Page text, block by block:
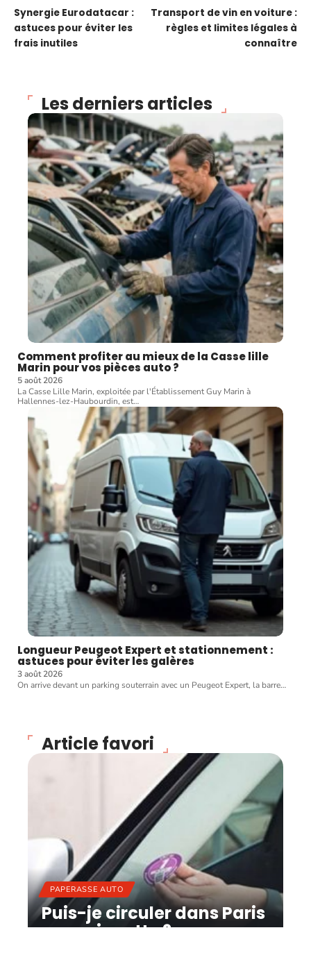
Synergie Eurodatacar :
astuces pour éviter les
frais inutiles
Transport de vin en voiture :
règles et limites légales à
connaître
Les derniers articles
Comment profiter au mieux de la Casse lille
Marin pour vos pièces auto ?
5 août 2026
La Casse Lille Marin, exploitée par l'Établissement Guy Marin à
Hallennes-lez-Haubourdin, est…
Longueur Peugeot Expert et stationnement :
astuces pour éviter les galères
3 août 2026
On arrive devant un parking souterrain avec un Peugeot Expert, la barre…
Article favori
PAPERASSE AUTO
Puis-je circuler dans Paris
sans vignette ?